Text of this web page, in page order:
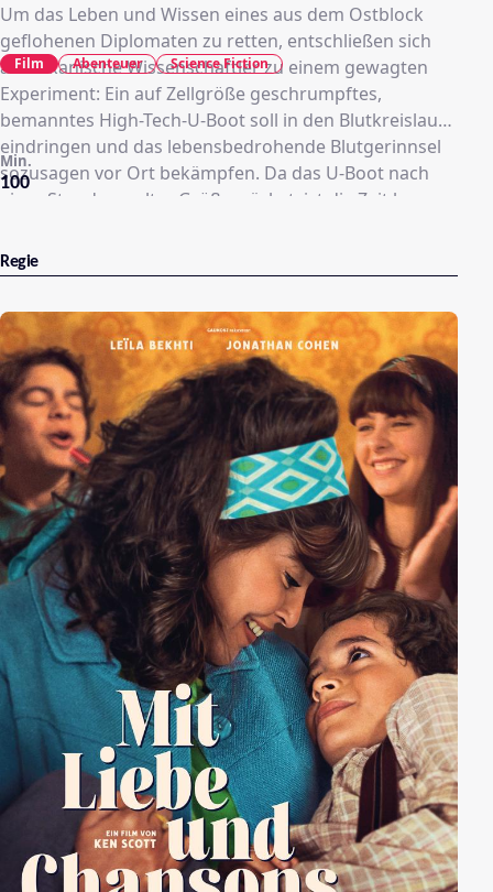
Um das Leben und Wissen eines aus dem Ostblock
geflohenen Diplomaten zu retten, entschließen sich
amerikanische Wissenschaftler zu einem gewagten
Experiment: Ein auf Zellgröße geschrumpftes,
bemanntes High-Tech-U-Boot soll in den Blutkreislauf
eindringen und das lebensbedrohende Blutgerinnsel
sozusagen vor Ort bekämpfen. Da das U-Boot nach
einer Stunde zu alter Größe wächst, ist die Zeit knapp
weder ist das Verfahren bisher erprobt, noch schlafen
die feindlichen Agenten.
100
Min.
Film Abenteuer Science Fiction
Regie